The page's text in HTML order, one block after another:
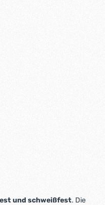
und schweißfest. Die